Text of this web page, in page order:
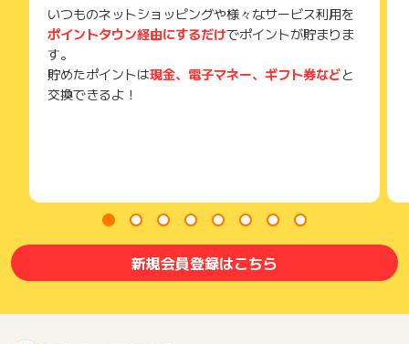
(※) SafariやChromeなどwebサイトを表示するアプリのこと
いつものネットショッピングや様々なサービス利用を
ポイントタウン経由にするだけでポイントが貯まりま
す。
貯めたポイントは現金、電子マネー、ギフト券などと
交換できるよ！
新規会員登録はこちら